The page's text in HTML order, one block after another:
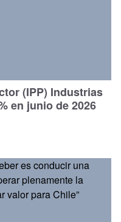
(IPP) Industrias
en junio de 2026